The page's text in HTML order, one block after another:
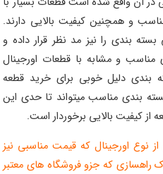
و همچنین کیفیت بالایی دارند.
بندی را نیز مد نظر قرار داده و
مناسب و مشابه با قطعات اورجینال
دلیل خوبی برای خرید قطعه
بندی مناسب میتواند تا حدی این
از کیفیت بالایی برخوردار است.
نوع اورجینال که قیمت مناسبی نیز
راهسازی که جزو فروشگاه های معتبر